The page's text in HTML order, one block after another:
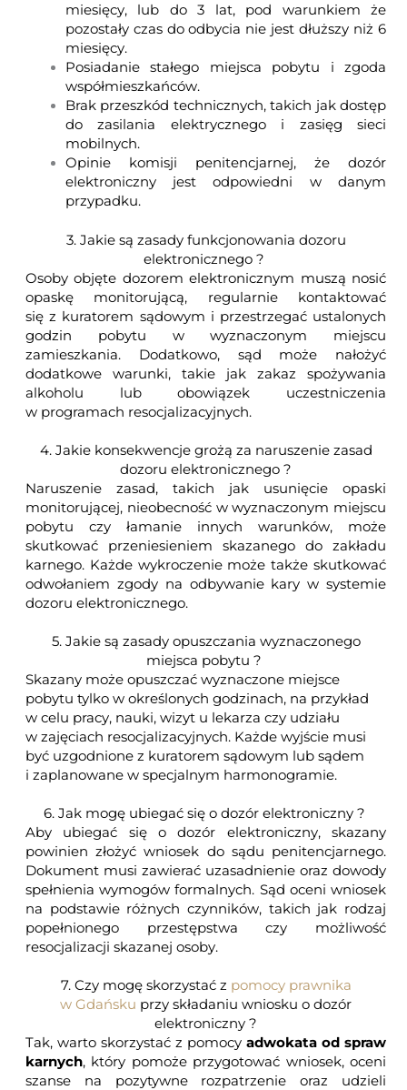
miesięcy, lub do 3 lat, pod warunkiem że
pozostały czas do odbycia nie jest dłuższy niż 6
miesięcy.
Posiadanie stałego miejsca pobytu i zgoda
współmieszkańców.
Brak przeszkód technicznych, takich jak dostęp
do zasilania elektrycznego i zasięg sieci
mobilnych.
Opinie komisji penitencjarnej, że dozór
elektroniczny jest odpowiedni w danym
przypadku.
3. Jakie są zasady funkcjonowania dozoru
elektronicznego ?
Osoby objęte dozorem elektronicznym muszą nosić
opaskę monitorującą, regularnie kontaktować
się z kuratorem sądowym i przestrzegać ustalonych
godzin pobytu w wyznaczonym miejscu
zamieszkania. Dodatkowo, sąd może nałożyć
dodatkowe warunki, takie jak zakaz spożywania
alkoholu lub obowiązek uczestniczenia
w programach resocjalizacyjnych.
4. Jakie konsekwencje grożą za naruszenie zasad
dozoru elektronicznego ?
Naruszenie zasad, takich jak usunięcie opaski
monitorującej, nieobecność w wyznaczonym miejscu
pobytu czy łamanie innych warunków, może
skutkować przeniesieniem skazanego do zakładu
karnego. Każde wykroczenie może także skutkować
odwołaniem zgody na odbywanie kary w systemie
dozoru elektronicznego.
5. Jakie są zasady opuszczania wyznaczonego
miejsca pobytu ?
Skazany może opuszczać wyznaczone miejsce
pobytu tylko w określonych godzinach, na przykład
w celu pracy, nauki, wizyt u lekarza czy udziału
w zajęciach resocjalizacyjnych. Każde wyjście musi
być uzgodnione z kuratorem sądowym lub sądem
i zaplanowane w specjalnym harmonogramie.
6. Jak mogę ubiegać się o dozór elektroniczny ?
Aby ubiegać się o dozór elektroniczny, skazany
powinien złożyć wniosek do sądu penitencjarnego.
Dokument musi zawierać uzasadnienie oraz dowody
spełnienia wymogów formalnych. Sąd oceni wniosek
na podstawie różnych czynników, takich jak rodzaj
popełnionego przestępstwa czy możliwość
resocjalizacji skazanej osoby.
7. Czy mogę skorzystać z pomocy prawnika
w Gdańsku przy składaniu wniosku o dozór
elektroniczny ?
Tak, warto skorzystać z pomocyadwokata od spraw
karnych, który pomoże przygotować wniosek, oceni
szanse na pozytywne rozpatrzenie oraz udzieli